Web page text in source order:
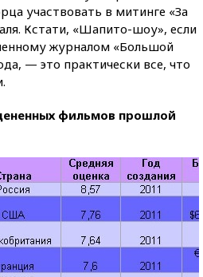
участвовать в митинге «За
Кстати, «Шапито-шоу», если
журналом «Большой
— это практически все, что
фильмов прошлой